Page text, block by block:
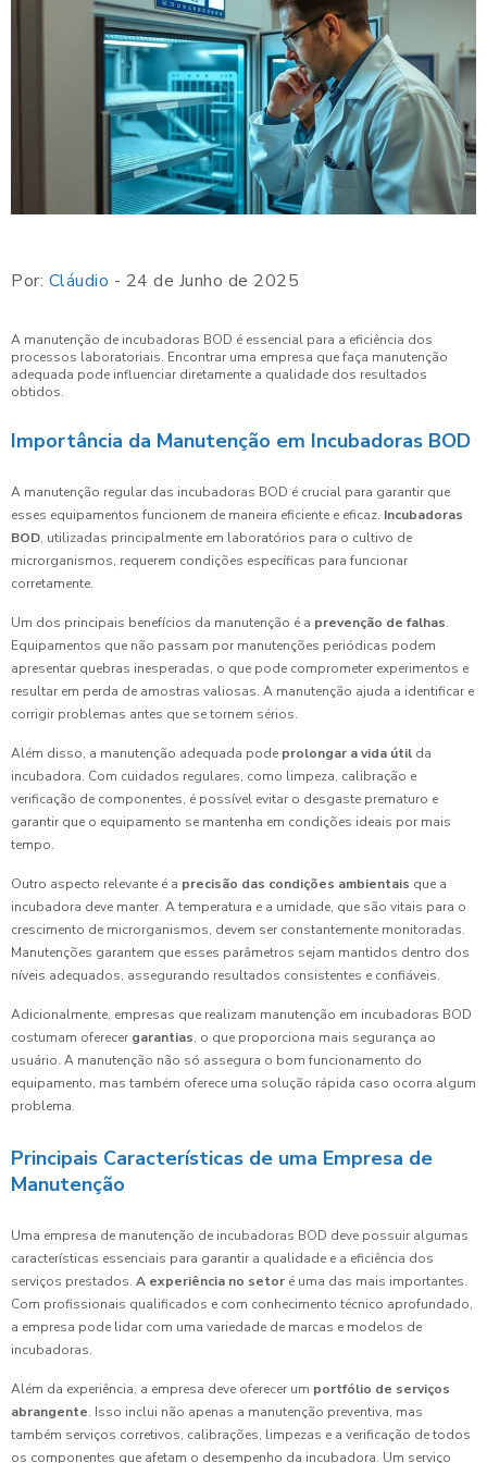
Por: Cláudio - 24 de Junho de 2025
A manutenção de incubadoras BOD é essencial para a eficiência dos
processos laboratoriais. Encontrar uma empresa que faça manutenção
adequada pode influenciar diretamente a qualidade dos resultados
obtidos.
Importância da Manutenção em Incubadoras BOD
A manutenção regular das incubadoras BOD é crucial para garantir que
esses equipamentos funcionem de maneira eficiente e eficaz. Incubadoras
BOD, utilizadas principalmente em laboratórios para o cultivo de
microrganismos, requerem condições específicas para funcionar
corretamente.
Um dos principais benefícios da manutenção é a prevenção de falhas.
Equipamentos que não passam por manutenções periódicas podem
apresentar quebras inesperadas, o que pode comprometer experimentos e
resultar em perda de amostras valiosas. A manutenção ajuda a identificar e
corrigir problemas antes que se tornem sérios.
Além disso, a manutenção adequada pode prolongar a vida útil da
incubadora. Com cuidados regulares, como limpeza, calibração e
verificação de componentes, é possível evitar o desgaste prematuro e
garantir que o equipamento se mantenha em condições ideais por mais
tempo.
Outro aspecto relevante é a precisão das condições ambientais que a
incubadora deve manter. A temperatura e a umidade, que são vitais para o
crescimento de microrganismos, devem ser constantemente monitoradas.
Manutenções garantem que esses parâmetros sejam mantidos dentro dos
níveis adequados, assegurando resultados consistentes e confiáveis.
Adicionalmente, empresas que realizam manutenção em incubadoras BOD
costumam oferecer garantias, o que proporciona mais segurança ao
usuário. A manutenção não só assegura o bom funcionamento do
equipamento, mas também oferece uma solução rápida caso ocorra algum
problema.
Principais Características de uma Empresa de
Manutenção
Uma empresa de manutenção de incubadoras BOD deve possuir algumas
características essenciais para garantir a qualidade e a eficiência dos
serviços prestados. A experiência no setor é uma das mais importantes.
Com profissionais qualificados e com conhecimento técnico aprofundado,
a empresa pode lidar com uma variedade de marcas e modelos de
incubadoras.
Além da experiência, a empresa deve oferecer um portfólio de serviços
abrangente. Isso inclui não apenas a manutenção preventiva, mas
também serviços corretivos, calibrações, limpezas e a verificação de todos
os componentes que afetam o desempenho da incubadora. Um serviço